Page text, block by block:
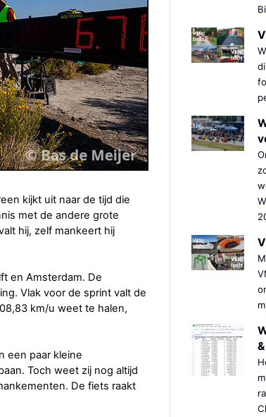
kijkt uit naar de tijd die
met de andere grote
hij, zelf mankeert hij
en Amsterdam. De
Vlak voor de sprint valt de
km/u weet te halen,
een paar kleine
Toch weet zij nog altijd
De fiets raakt